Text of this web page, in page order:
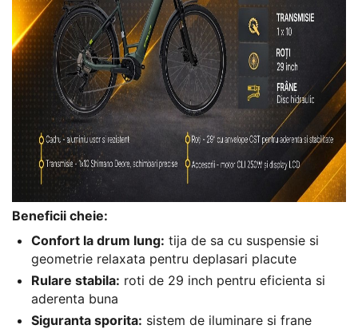
Beneficii cheie:
Confort la drum lung: tija de sa cu suspensie si
geometrie relaxata pentru deplasari placute
Rulare stabila: roti de 29 inch pentru eficienta si
aderenta buna
Siguranta sporita: sistem de iluminare si frane